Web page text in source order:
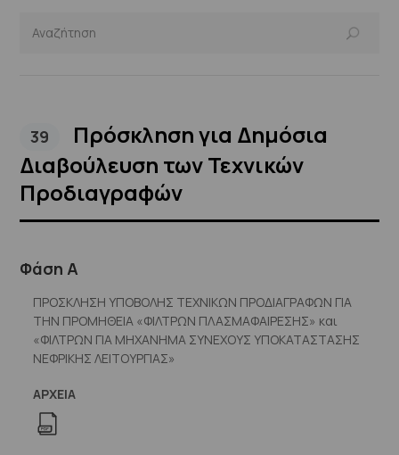
39
Πρόσκληση για Δημόσια
Διαβούλευση των Τεχνικών
Προδιαγραφών
Φάση Α
ΠΡΟΣΚΛΗΣΗ ΥΠΟΒΟΛΗΣ ΤΕΧΝΙΚΩΝ ΠΡΟΔΙΑΓΡΑΦΩΝ ΓΙΑ
ΤΗΝ ΠΡΟΜΗΘΕΙΑ «ΦΙΛΤΡΩΝ ΠΛΑΣΜΑΦΑΙΡΕΣΗΣ» και
«ΦΙΛΤΡΩΝ ΓΙΑ ΜΗΧΑΝΗΜΑ ΣΥΝΕΧΟΥΣ ΥΠΟΚΑΤΑΣΤΑΣΗΣ
ΝΕΦΡΙΚΗΣ ΛΕΙΤΟΥΡΓΙΑΣ»
ΑΡΧΕΊΑ